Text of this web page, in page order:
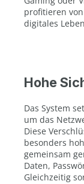
profitieren
digitales
Hohe
Das System
um das
Diese
besonders
gemeinsam
Daten,
Gleichzeitig